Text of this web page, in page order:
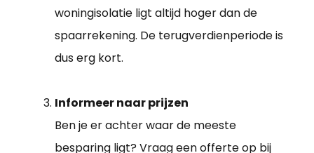
woningisolatie ligt altijd hoger dan de
spaarrekening. De terugverdienperiode is
dus erg kort.
Informeer naar prijzen
Ben je er achter waar de meeste
besparing ligt? Vraag een offerte op bij